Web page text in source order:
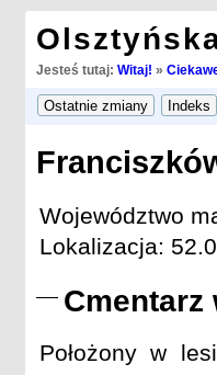
Jesteś tutaj: Witaj! »
Województwo
Lokalizacja:
Cmentarz
Położony w